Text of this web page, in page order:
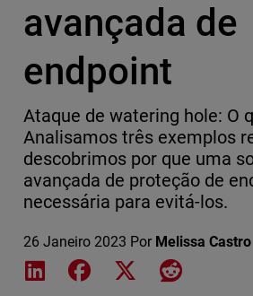
avançada de
endpoint
Ataque de watering hole: O
Analisamos três exemplos
descobrimos por que uma
avançada de proteção de
necessária para evitá-los.
26 Janeiro 2023 Por Melissa Castro
Share on LinkedIn
Share on Facebook
Share on XShare on